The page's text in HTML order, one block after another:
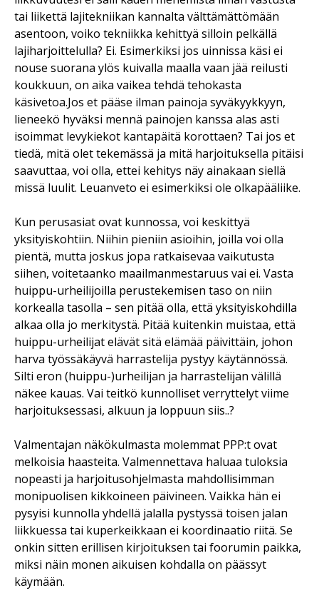
tai liikettä lajitekniikan kannalta välttämättömään
asentoon, voiko tekniikka kehittyä silloin pelkällä
lajiharjoittelulla? Ei. Esimerkiksi jos uinnissa käsi ei
nouse suorana ylös kuivalla maalla vaan jää reilusti
koukkuun, on aika vaikea tehdä tehokasta
käsivetoa.Jos et pääse ilman painoja syväkyykkyyn,
lieneekö hyväksi mennä painojen kanssa alas asti
isoimmat levykiekot kantapäitä korottaen? Tai jos et
tiedä, mitä olet tekemässä ja mitä harjoituksella pitäisi
saavuttaa, voi olla, ettei kehitys näy ainakaan siellä
missä luulit. Leuanveto ei esimerkiksi ole olkapääliike.
Kun perusasiat ovat kunnossa, voi keskittyä
yksityiskohtiin. Niihin pieniin asioihin, joilla voi olla
pientä, mutta joskus jopa ratkaisevaa vaikutusta
siihen, voitetaanko maailmanmestaruus vai ei. Vasta
huippu-urheilijoilla perustekemisen taso on niin
korkealla tasolla – sen pitää olla, että yksityiskohdilla
alkaa olla jo merkitystä. Pitää kuitenkin muistaa, että
huippu-urheilijat elävät sitä elämää päivittäin, johon
harva työssäkäyvä harrastelija pystyy käytännössä.
Silti eron (huippu-)urheilijan ja harrastelijan välillä
näkee kauas. Vai teitkö kunnolliset verryttelyt viime
harjoituksessasi, alkuun ja loppuun siis..?
Valmentajan näkökulmasta molemmat PPP:t ovat
melkoisia haasteita. Valmennettava haluaa tuloksia
nopeasti ja harjoitusohjelmasta mahdollisimman
monipuolisen kikkoineen päivineen. Vaikka hän ei
pysyisi kunnolla yhdellä jalalla pystyssä toisen jalan
liikkuessa tai kuperkeikkaan ei koordinaatio riitä. Se
onkin sitten erillisen kirjoituksen tai foorumin paikka,
miksi näin monen aikuisen kohdalla on päässyt
käymään.